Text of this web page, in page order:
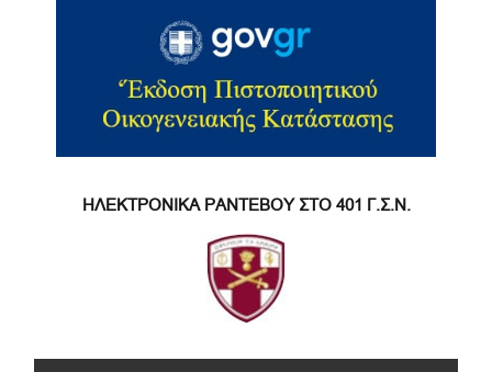
ΗΛΕΚΤΡΟΝΙΚΑ ΡΑΝΤΕΒΟΥ ΣΤΟ 401 Γ.Σ.Ν.